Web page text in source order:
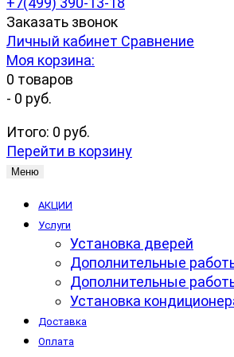
Заказать звонок
Личный кабинет Сравнение
Моя корзина:
0 товаров
- 0 руб.
Итого: 0 руб.
Перейти в корзину
Меню
АКЦИИ
Услуги
Установка дверей
Дополнительные
Дополнительные
Установка
Доставка
Оплата